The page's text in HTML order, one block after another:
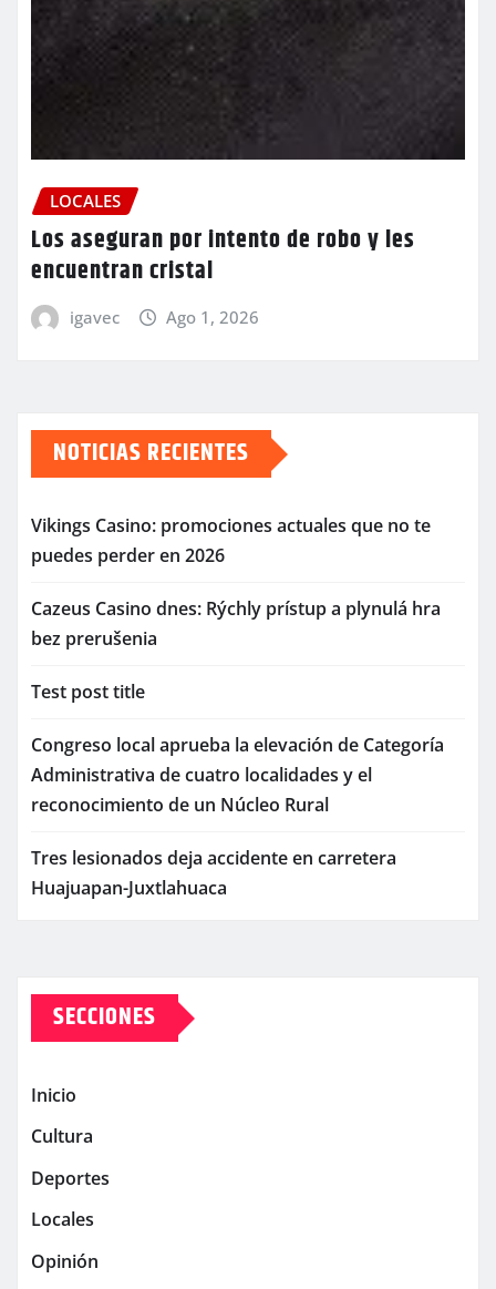
LOCALES
Los aseguran por intento de robo y les
encuentran cristal
igavec Ago 1, 2026
NOTICIAS RECIENTES
Vikings Casino: promociones actuales que no te
puedes perder en 2026
Cazeus Casino dnes: Rýchly prístup a plynulá hra
bez prerušenia
Test post title
Congreso local aprueba la elevación de Categoría
Administrativa de cuatro localidades y el
reconocimiento de un Núcleo Rural
Tres lesionados deja accidente en carretera
Huajuapan-Juxtlahuaca
SECCIONES
Inicio
Cultura
Deportes
Locales
Opinión